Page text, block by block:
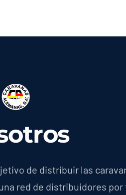
de distribuir las
red de distribuidores